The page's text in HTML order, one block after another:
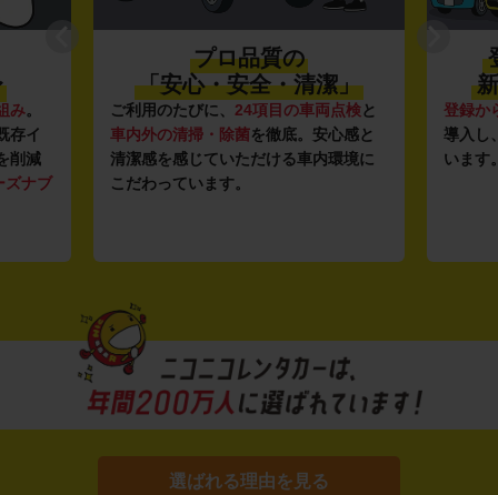
み。
存イ
削減
ズナブ
プロ品質の
「安心・安全・清潔」
ご利用のたびに、 24項目の車両点検と
車内外の清掃・除菌を徹底。安心感と
清潔感を感じていただける車内環境に
こだわっています。
登録か
導入し
います
選ばれる理由を見る